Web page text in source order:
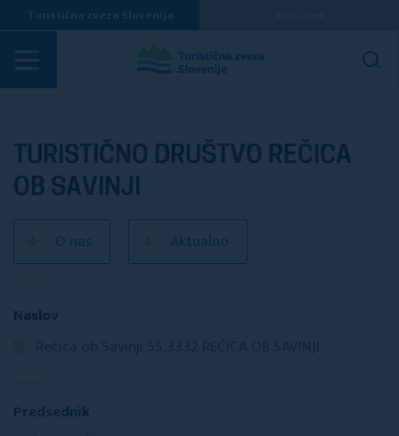
Turistična zveza Slovenija
Turistična društva
TURISTIČNO DRUŠTVO REČICA
OB SAVINJI
O nas Aktualno
Naslov
Predsednik